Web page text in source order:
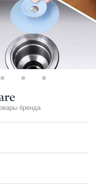
бренда